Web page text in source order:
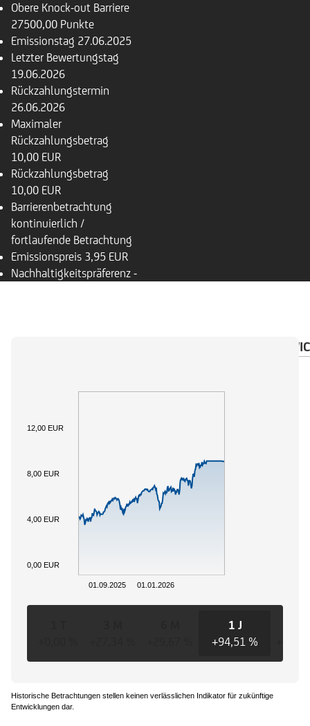
Obere Knock-out Barriere
27500,00 Punkte
Emissionstag 27.06.2025
Letzter Bewertungstag
19.06.2026
Rückzahlungstermin
26.06.2026
Maximaler
Rückzahlungsbetrag
10,00 EUR
Rückzahlungsbetrag
10,00 EUR
Barrierenbetrachtung
kontinuierlich /
fortlaufende Betrachtung
Emissionspreis 3,95 EUR
Nachhaltigkeitspräferenz -
01.09.2025 01.01.2026
0,00 EUR
4,00 EUR
8,00 EUR
12,00 EUR
1 J
+94,51 %
Historische Betrachtungen stellen keinen verlässlichen Indikator für zukünftige
Entwicklungen dar.